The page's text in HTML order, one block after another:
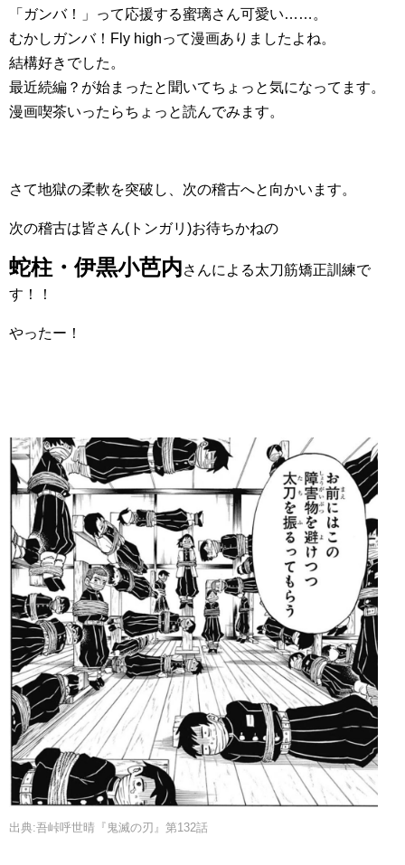
「ガンバ！」って応援する蜜璃さん可愛い……。
むかしガンバ！Fly highって漫画ありましたよね。
結構好きでした。
最近続編？が始まったと聞いてちょっと気になってます。
漫画喫茶いったらちょっと読んでみます。
さて地獄の柔軟を突破し、次の稽古へと向かいます。
次の稽古は皆さん(トンガリ)お待ちかねの
蛇柱・伊黒小芭内さんによる太刀筋矯正訓練で
す！！
やったー！
出典:吾峠呼世晴『鬼滅の刃』第132話